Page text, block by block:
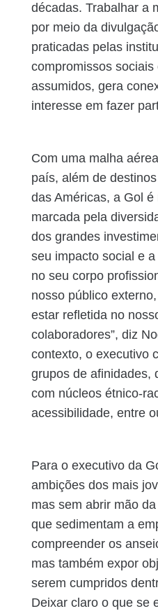
décadas. Trabalhar a
por meio da
praticadas pelas
compromissos
assumidos, gera
interesse em fazer
Com uma malha
país, além de
das Américas, a Gol é
marcada pela
dos grandes
seu impacto social e
no seu corpo
nosso público
estar refletida no
colaboradores”, diz
contexto, o executivo
grupos de afinidades,
com núcleos étnico-
acessibilidade, entre
Para o executivo da
ambições dos mais
mas sem abrir mão
que sedimentam a
compreender os
mas também expor
serem cumpridos
Deixar claro o que se